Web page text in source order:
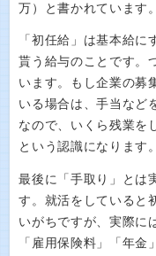
万）と書かれています。
「初任給」は基本給
貰う給与のことです。
います。もし企業の募
いる場合は、手当など
なので、いくら残業を
という認識になります。
最後に「手取り」とは
す。就活をしていると
いがちですが、実際に
「雇用保険料」「年